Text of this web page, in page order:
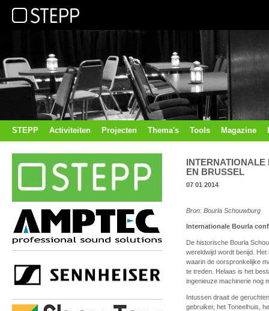
STEPP Activiteiten Projecten Thema's Tools Magazine
INTERNATIONALE
EN BRUSSEL
07 01 2014
Bron: Bourla Schouwburg
Internationale Bourla
De historische Bourla
wereldwijd wordt benijd.
waarin de oorspronkelijke
te treden. Helaas is het
ingenieuze machinerie nog
Intussen draait de
gebruiker, het Toneelhuis,